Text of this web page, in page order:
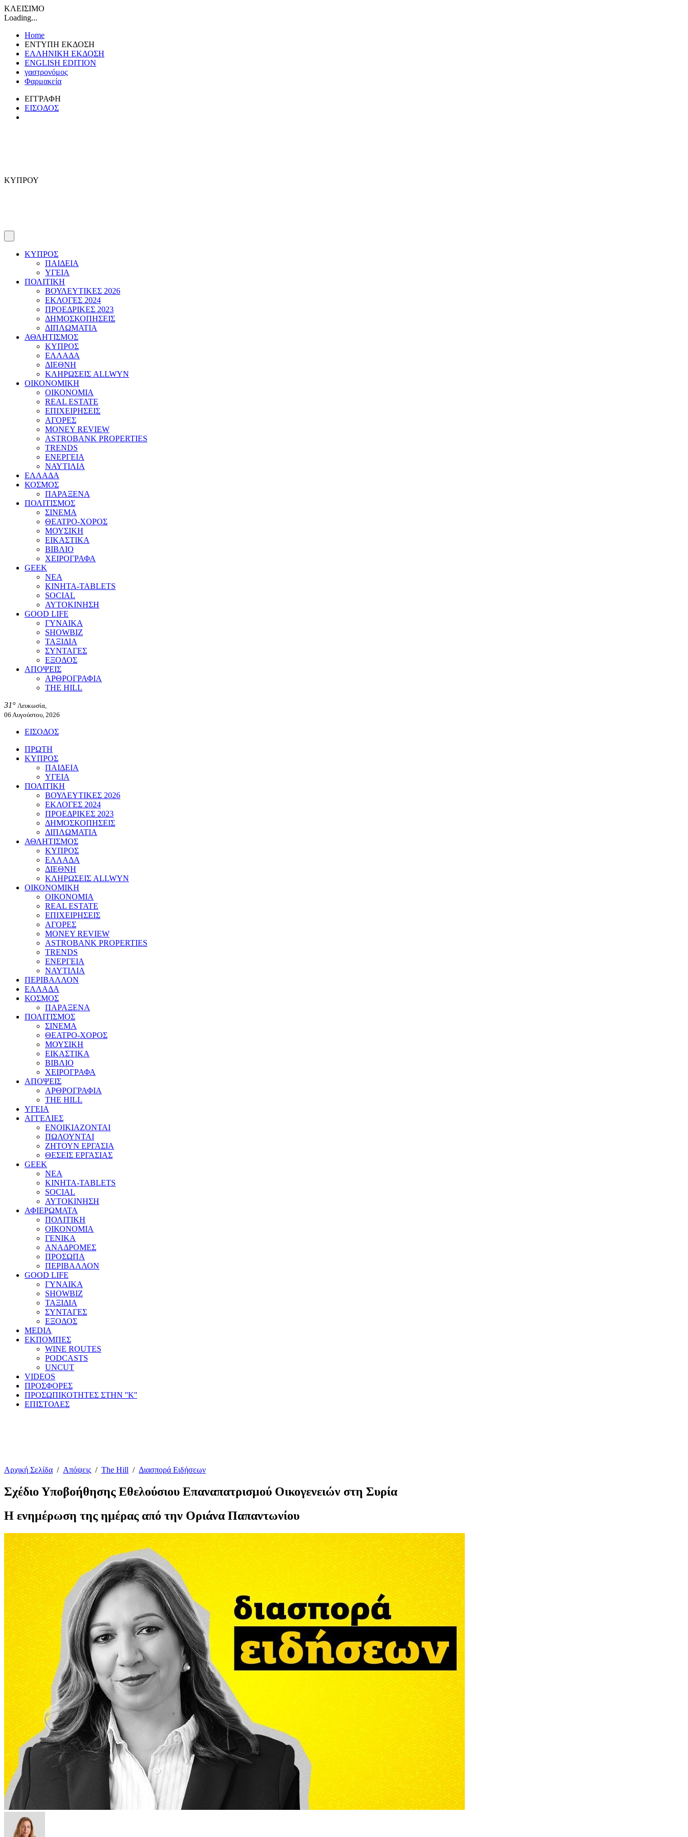
ΚΛΕΙΣΙΜΟ
Loading...
Home
ΕΝΤΥΠΗ ΕΚΔΟΣΗ
ΕΛΛΗΝΙΚΗ ΕΚΔΟΣΗ
ENGLISH EDITION
γαστρονόμος
Φαρμακεία
ΕΓΓΡΑΦΗ
ΕΙΣΟΔΟΣ
ΚΥΠΡΟΥ
ΚΥΠΡΟΣ
ΠΑΙΔΕΙΑ
ΥΓΕΙΑ
ΠΟΛΙΤΙΚΗ
ΒΟΥΛΕΥΤΙΚΕΣ 2026
ΕΚΛΟΓΕΣ 2024
ΠΡΟΕΔΡΙΚΕΣ 2023
ΔΗΜΟΣΚΟΠΗΣΕΙΣ
ΔΙΠΛΩΜΑΤΙΑ
ΑΘΛΗΤΙΣΜΟΣ
ΚΥΠΡΟΣ
ΕΛΛΑΔΑ
ΔΙΕΘΝΗ
ΚΛΗΡΩΣΕΙΣ ALLWYN
ΟΙΚΟΝΟΜΙΚΗ
ΟΙΚΟΝΟΜΙΑ
REAL ESTATE
ΕΠΙΧΕΙΡΗΣΕΙΣ
ΑΓΟΡΕΣ
MONEY REVIEW
ASTROBANK PROPERTIES
TRENDS
ΕΝΕΡΓΕΙΑ
ΝΑΥΤΙΛΙΑ
ΕΛΛΑΔΑ
ΚΟΣΜΟΣ
ΠΑΡΑΞΕΝΑ
ΠΟΛΙΤΙΣΜΟΣ
ΣΙΝΕΜΑ
ΘΕΑΤΡΟ-ΧΟΡΟΣ
ΜΟΥΣΙΚΗ
ΕΙΚΑΣΤΙΚΑ
ΒΙΒΛΙΟ
ΧΕΙΡΟΓΡΑΦΑ
GEEK
ΝΕΑ
ΚΙΝΗΤΑ-TABLETS
SOCIAL
ΑΥΤΟΚΙΝΗΣΗ
GOOD LIFE
ΓΥΝΑΙΚΑ
SHOWBIZ
ΤΑΞΙΔΙΑ
ΣΥΝΤΑΓΕΣ
ΕΞΟΔΟΣ
ΑΠΟΨΕΙΣ
ΑΡΘΡΟΓΡΑΦΙΑ
THE HILL
31° Λευκωσία,
06 Αυγούστου, 2026
ΕΙΣΟΔΟΣ
ΠΡΩΤΗ
ΚΥΠΡΟΣ
ΠΑΙΔΕΙΑ
ΥΓΕΙΑ
ΠΟΛΙΤΙΚΗ
ΒΟΥΛΕΥΤΙΚΕΣ 2026
ΕΚΛΟΓΕΣ 2024
ΠΡΟΕΔΡΙΚΕΣ 2023
ΔΗΜΟΣΚΟΠΗΣΕΙΣ
ΔΙΠΛΩΜΑΤΙΑ
ΑΘΛΗΤΙΣΜΟΣ
ΚΥΠΡΟΣ
ΕΛΛΑΔΑ
ΔΙΕΘΝΗ
ΚΛΗΡΩΣΕΙΣ ALLWYN
ΟΙΚΟΝΟΜΙΚΗ
ΟΙΚΟΝΟΜΙΑ
REAL ESTATE
ΕΠΙΧΕΙΡΗΣΕΙΣ
ΑΓΟΡΕΣ
MONEY REVIEW
ASTROBANK PROPERTIES
TRENDS
ΕΝΕΡΓΕΙΑ
ΝΑΥΤΙΛΙΑ
ΠΕΡΙΒΑΛΛΟΝ
ΕΛΛΑΔΑ
ΚΟΣΜΟΣ
ΠΑΡΑΞΕΝΑ
ΠΟΛΙΤΙΣΜΟΣ
ΣΙΝΕΜΑ
ΘΕΑΤΡΟ-ΧΟΡΟΣ
ΜΟΥΣΙΚΗ
ΕΙΚΑΣΤΙΚΑ
ΒΙΒΛΙΟ
ΧΕΙΡΟΓΡΑΦΑ
ΑΠΟΨΕΙΣ
ΑΡΘΡΟΓΡΑΦΙΑ
THE HILL
ΥΓΕΙΑ
ΑΓΓΕΛΙΕΣ
ΕΝΟΙΚΙΑΖΟΝΤΑΙ
ΠΩΛΟΥΝΤΑΙ
ΖΗΤΟΥΝ ΕΡΓΑΣΙΑ
ΘΕΣΕΙΣ ΕΡΓΑΣΙΑΣ
GEEK
ΝΕΑ
ΚΙΝΗΤΑ-TABLETS
SOCIAL
ΑΥΤΟΚΙΝΗΣΗ
ΑΦΙΕΡΩΜΑΤΑ
ΠΟΛΙΤΙΚΗ
ΟΙΚΟΝΟΜΙΑ
ΓΕΝΙΚΑ
ΑΝΑΔΡΟΜΕΣ
ΠΡΟΣΩΠΑ
ΠΕΡΙΒΑΛΛΟΝ
GOOD LIFE
ΓΥΝΑΙΚΑ
SHOWBIZ
ΤΑΞΙΔΙΑ
ΣΥΝΤΑΓΕΣ
ΕΞΟΔΟΣ
MEDIA
ΕΚΠΟΜΠΕΣ
WINE ROUTES
PODCASTS
UNCUT
VIDEOS
ΠΡΟΣΦΟΡΕΣ
ΠΡΟΣΩΠΙΚΟΤΗΤΕΣ ΣΤΗΝ ''Κ''
ΕΠΙΣΤΟΛΕΣ
Αρχική Σελίδα / Απόψεις / The Hill / Διασπορά Ειδήσεων
Σχέδιο Υποβοήθησης Εθελούσιου Επαναπατρισμού Οικογενειών στη Συρία
Η ενημέρωση της ημέρας από την Οριάνα Παπαντωνίου